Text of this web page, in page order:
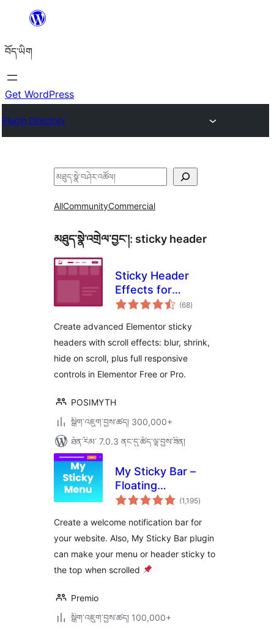
content
བོད་ཡིག
Get WordPress
Plugin Directory
བཤེར་
AllCommunityCommercial
མཐུད་སྣེ་འགྲེལ་བྱང་།: sticky header
Sticky Header
Effects for
Elementor
(68གདེང་
འཇོག་
ཚང་།
)
Create advanced Elementor sticky
headers with scroll effects: blur, shrink,
hide on scroll, plus full responsive
controls in Elementor Free or Pro.
POSIMYTH
སྒྲིག་འཇུག་བྱས་ཚད། 300,000+
ཐོན་རིམ་ 7.0.3 ནང་དུ་ཚོད་ལྟ་བྱས་ཟིན།
My Sticky Bar –
Floating
Notification Bar &
(formerly
myStickymenu)
(1,195གདེང་
འཇོག་
ཚང་།
)
Create a welcome notification bar for
your website. Also, My Sticky Bar plugin
can make your menu or header sticky to
the top when scrolled
Premio
སྒྲིག་འཇུག་བྱས་ཚད། 100,000+